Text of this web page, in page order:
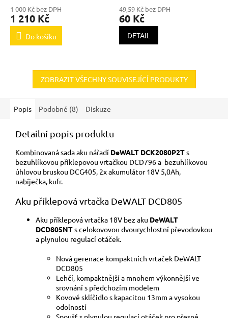
1 000 Kč bez DPH
1 210 Kč
Do košíku
49,59 Kč bez DPH
60 Kč
DETAIL
ZOBRAZIT VŠECHNY SOUVISEJÍCÍ PRODUKTY
Popis Podobné (8) Diskuze
Detailní popis produktu
Kombinovaná sada aku nářadí DeWALT DCK2080P2Ts
bezuhlíkovou příklepovou vrtačkou DCD796 a bezuhlíkovou
úhlovou bruskou DCG405, 2x akumulátor 18V 5,0Ah,
nabíječka, kufr.
Aku příklepová vrtačka DeWALT DCD805
Aku příklepová vrtačka 18V bez aku DeWALT
DCD805NTs celokovovou dvourychlostní převodovkou
a plynulou regulací otáček.
Nová gerenace kompaktních vrtaček DeWALT
DCD805
Lehčí, kompaktnější a mnohem výkonnější ve
srovnání s předchozím modelem
Kovové sklíčidlo s kapacitou 13mm a vysokou
odolností